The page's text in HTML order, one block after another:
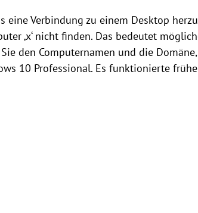
eine Verbindung zu einem Desktop
‚x‘ nicht finden. Das bedeutet
den Computernamen und die
10 Professional. Es funktionierte